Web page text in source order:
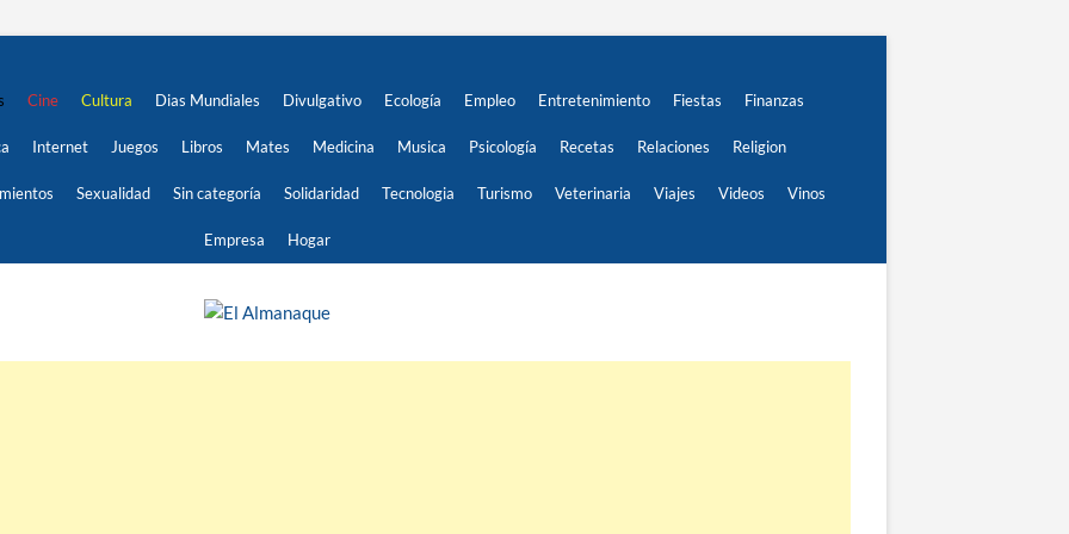
Cine Cultura Dias Mundiales Divulgativo Ecología Empleo Entretenimiento Fiestas Finanzas
Internet Juegos Libros Mates Medicina Musica Psicología Recetas Relaciones Religion
Sexualidad Sin categoría Solidaridad Tecnologia Turismo Veterinaria Viajes Videos Vinos
Empresa Hogar